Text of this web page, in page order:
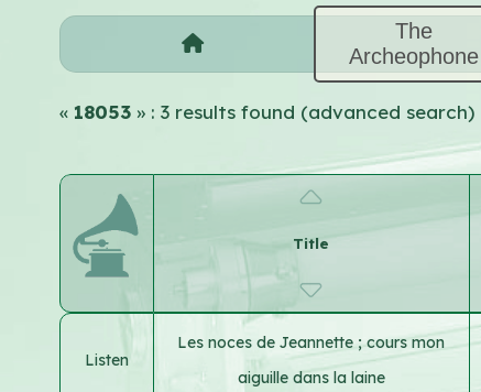
The
Archeophone
«18053 » : 3 results found (advanced search)
Title
Listen
Les noces de Jeannette ; cours mon
aiguille dans la laine